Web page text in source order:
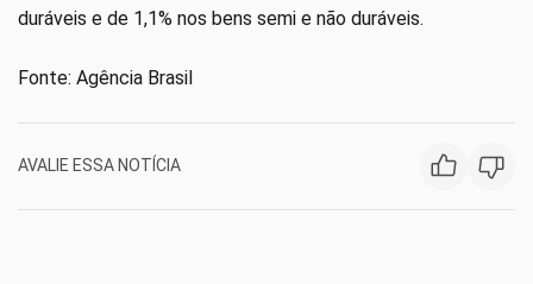
duráveis e de 1,1% nos bens semi e não duráveis.
Fonte: Agência Brasil
AVALIE ESSA NOTÍCIA